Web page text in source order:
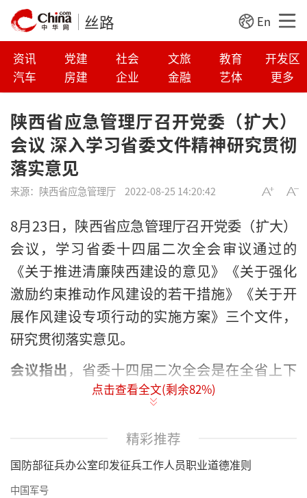
丝路 En
资讯 党建 社会 文旅 教育
开发区
汽车
房建 企业 金融 艺体 更多
陕西省应急管理厅召开党委（扩大）
会议 深入学习省委文件精神研究贯彻
落实意见
来源： 陕西省应急管理厅 2022-08-25 14:20:42
8月23日，陕西省应急管理厅召开党委（扩大）
会议，学习省委十四届二次全会审议通过的
《关于推进清廉陕西建设的意见》《关于强化
激励约束推动作风建设的若干措施》《关于开
展作风建设专项行动的实施方案》三个文件，
研究贯彻落实意见。
会议指出，省委十四届二次全会是在全省上下
奋进新征程、建功新时代，喜迎党的二十大之
分彰显了省委驰而不息抓作风建设的鲜明态度
和坚定决心，对动员全省干部群众奋力谱写陕
西高质量发展新篇章具有重要意义。
点击查看全文(剩余82%)
精彩推荐
国防部征兵办公室印发征兵工作人员职业道德准则
中国军号